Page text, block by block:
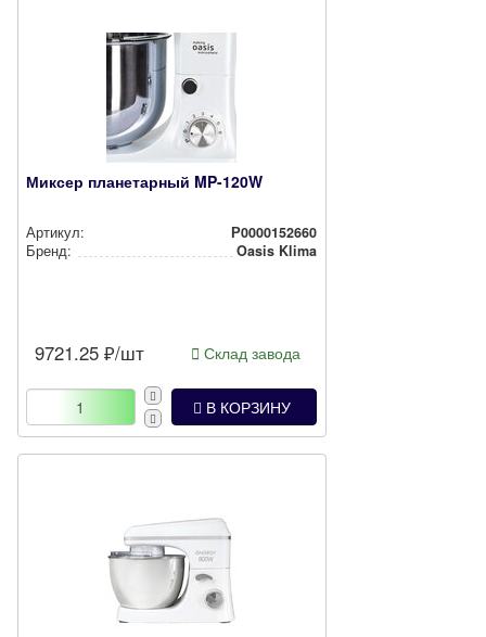
Миксер планетарный MP-120W
Артикул:
Р0000152660
Бренд:
Oasis Klima
9721.25 ₽/шт Склад завода
В КОРЗИНУ